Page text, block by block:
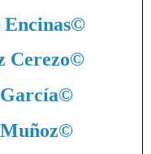
©
Cerezo©
©
©